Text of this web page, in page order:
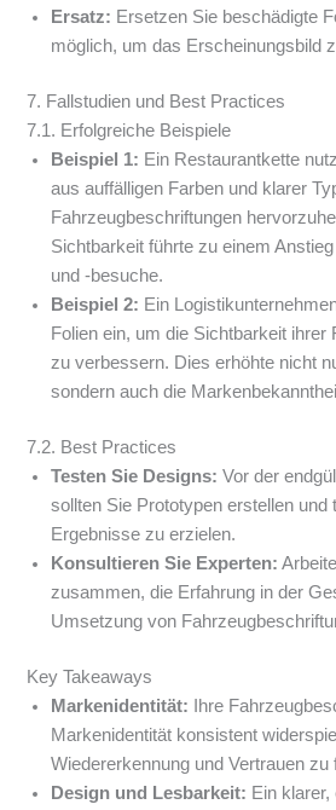
Ersatz: Ersetzen Sie beschädigte
möglich, um das Erscheinungsbild
7. Fallstudien und Best Practices
7.1. Erfolgreiche Beispiele
Beispiel 1: Ein Restaurantkette
aus auffälligen Farben und klarer
Fahrzeugbeschriftungen
Sichtbarkeit führte zu einem
und -besuche.
Beispiel 2: Ein
Folien ein, um die Sichtbarkeit ihrer
zu verbessern. Dies erhöhte nicht
sondern auch die
7.2. Best Practices
Testen Sie Designs: Vor der
sollten Sie Prototypen erstellen und
Ergebnisse zu erzielen.
Konsultieren Sie Experten:
zusammen, die Erfahrung in der
Umsetzung von
Key Takeaways
Markenidentität: Ihre
Markenidentität konsistent
Wiedererkennung und Vertrauen zu
Design und Lesbarkeit: Ein